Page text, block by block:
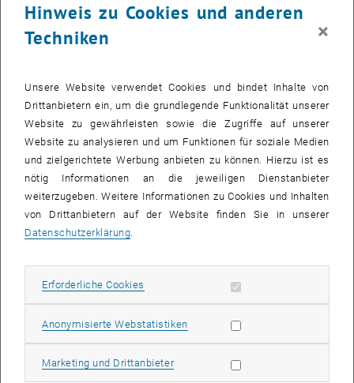
Exkursion ins Parlament. Bei einer Führung durch die derzeit vom
Parlament genutzten Räumlichkeiten und Sitzungssäle in der
Geschichte des Parlaments zu erfahren.
Hinweis zu Cookies und anderen
Techniken
×
Unsere Website verwendet Cookies und bindet Inhalte von
Drittanbietern ein, um die grundlegende Funktionalität unserer
Website zu gewährleisten sowie die Zugriffe auf unserer
Website zu analysieren und um Funktionen für soziale Medien
und zielgerichtete Werbung anbieten zu können. Hierzu ist es
nötig Informationen an die jeweiligen Dienstanbieter
weiterzugeben. Weitere Informationen zu Cookies und Inhalten
von Drittanbietern auf der Website finden Sie in unserer
Datenschutzerklärung
Erforderliche Cookies Erforderliche Cookies zulassen
Anonymisierte WebstatistikenStatistik Cookies zulassen
Marketing und DrittanbieterMarketing Cookies zulassen